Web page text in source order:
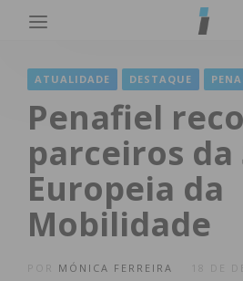
ATUALIDADE DESTAQUE
Penafiel
parceiros da
Europeia da
Mobilidade
MÓNICA FERREIRA